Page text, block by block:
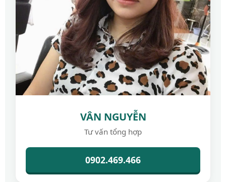
VÂN NGUYỄN
Tư vấn tổng hợp
0902.469.466